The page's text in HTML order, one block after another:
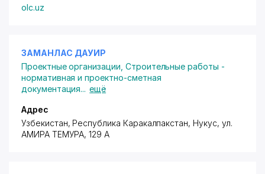
olc.uz
ЗАМАНЛАС ДАУИР
Проектные организации Строительные работы -
нормативная и проектно-сметная
документация... ещё
Адрес
Узбекистан, Республика Каракалпакстан, Нукус, ул.
АМИРА ТЕМУРА, 129 А